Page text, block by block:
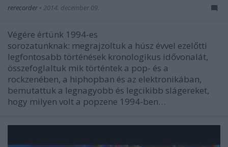
rerecorder • 2014. december 09.
Végére értünk 1994-es
sorozatunknak: megrajzoltuk a húsz évvel ezelőtti
legfontosabb történések kronologikus idővonalát,
összefoglaltuk mik történtek a pop- és a
rockzenében, a hiphopban és az elektronikában,
bemutattuk a legnagyobb és legcikibb slágereket,
hogy milyen volt a popzene 1994-ben…